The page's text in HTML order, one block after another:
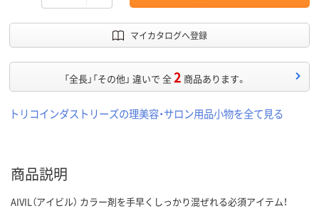
マイカタログへ登録
「全長」「その他」 違いで 全2 商品あります。
トリコインダストリーズの理美容・サロン用品小物を全て見る
商品説明
AIVIL（アイビル） カラー剤を手早くしっかり混ぜれる必須アイテム！